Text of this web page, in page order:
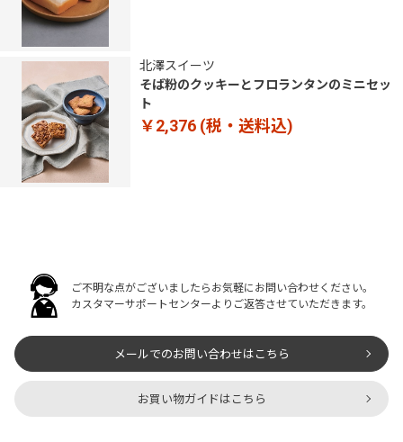
北澤スイーツ
そば粉のクッキーとフロランタンのミニセッ
ト
￥2,376 (税・送料込)
ご不明な点がございましたらお気軽にお問い合わせください。
カスタマーサポートセンターよりご返答させていただきます。
メールでのお問い合わせはこちら
お買い物ガイドはこちら